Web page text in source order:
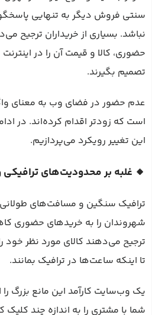
سنتی فروش دیگر به تنهایی
نباشد. بسیاری از خریداران ترجیح
حضوری، کالا و قیمت آن را در
تصمیم بگیرند.
عدم حضور در فضای وب به معنای
است که زودتر اقدام کرده‌اند. در
این تغییر رویکرد می‌پردازیم.
🔸 غلبه بر محدودیت‌های ترافیکی
ترافیک سنگین و مسافت‌های طولانی
شهروندان را به خریدهای حضوری
ترجیح می‌دهند کالای مورد نظر خود
تا اینکه ساعت‌ها در ترافیک بمانند.
یک وب‌سایت کارآمد این مانع بزرگ را
شما با مشتری را به اندازه چند